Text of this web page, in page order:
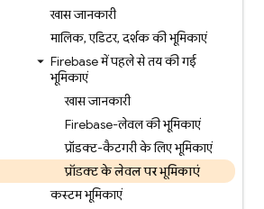
खास जानकारी
मालिक,एडिटर,दर्शक की भूमिकाएं
Firebase में पहले से तय की गई
भूमिकाएं
खास जानकारी
Firebase-लेवल की भूमिकाएं
प्रॉडक्ट-कैटगरी के लिए भूमिकाएं
प्रॉडक्ट के लेवल पर भूमिकाएं
कस्टम भूमिकाएं